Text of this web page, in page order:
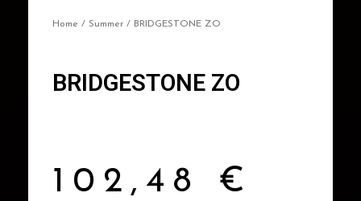
Home / Summer / BRIDGESTONE ZO
BRIDGESTONE ZO
102,48 €